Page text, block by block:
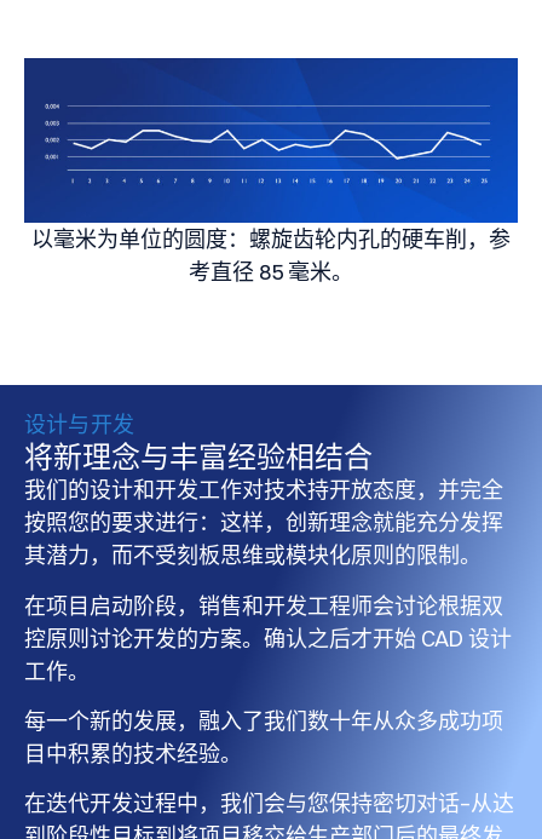
以毫米为单位的圆度：螺旋齿轮内孔的硬车削，参
考直径 85 毫米。
设计与开发
将新理念与丰富经验相结合
我们的设计和开发工作对技术持开放态度，并完全
按照您的要求进行：这样，创新理念就能充分发挥
其潜力，而不受刻板思维或模块化原则的限制。
在项目启动阶段，销售和开发工程师会讨论根据双
控原则讨论开发的方案。确认之后才开始 CAD 设计
工作。
每一个新的发展，融入了我们​​数十年从众多成功项
目中积累的技术经验。
在迭代开发过程中，我们会与您保持密切对话–从达